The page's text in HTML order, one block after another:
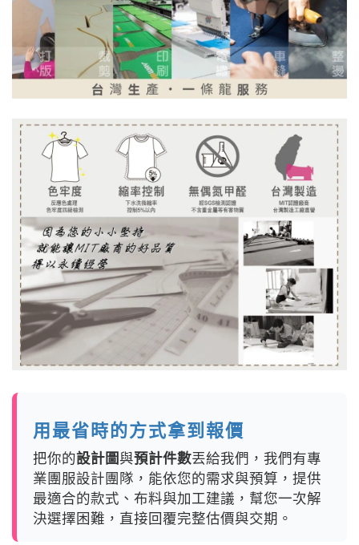
用最省時的方式拿到報價
把你的設計圖與預計件數丟給我們，我們有專
業團服設計團隊，能依您的需求與預算，提供
最適合的款式、布料與加工建議，幫您一次解
決選擇困難，直接回覆完整估價與交期。